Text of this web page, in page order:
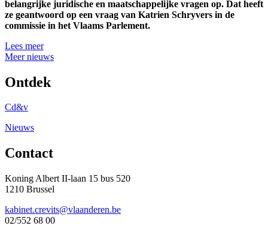
belangrijke juridische en maatschappelijke vragen op. Dat heeft
ze geantwoord op een vraag van Katrien Schryvers in de
commissie in het Vlaams Parlement.
Lees meer
Meer nieuws
Ontdek
Cd&v
Nieuws
Contact
Koning Albert II-laan 15 bus 520
1210 Brussel
kabinet.crevits@vlaanderen.be
02/552 68 00